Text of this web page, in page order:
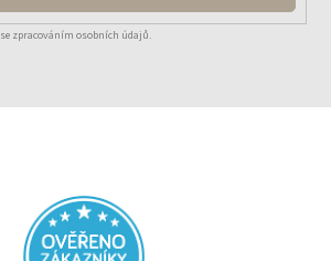
zpracováním osobních údajů.